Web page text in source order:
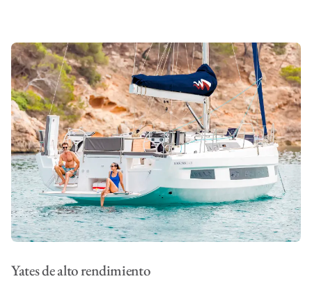
Yates de alto rendimiento